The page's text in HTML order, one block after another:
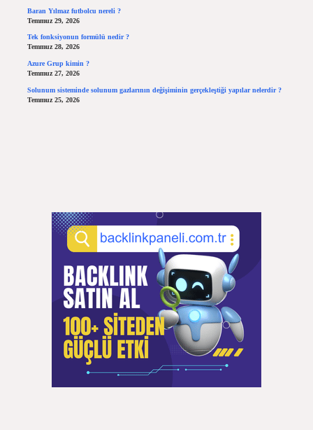
Baran Yılmaz futbolcu nereli ?
Temmuz 29, 2026
Tek fonksiyonun formülü nedir ?
Temmuz 28, 2026
Azure Grup kimin ?
Temmuz 27, 2026
Solunum sisteminde solunum gazlarının değişiminin gerçekleştiği yapılar nelerdir ?
Temmuz 25, 2026